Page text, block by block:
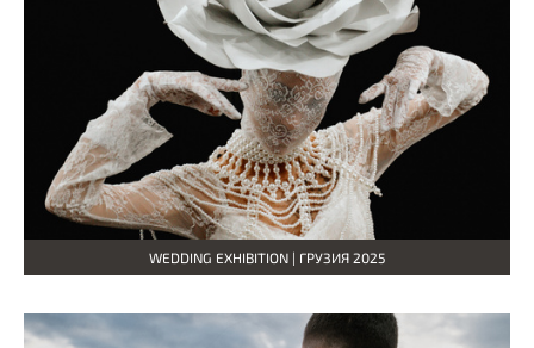
WEDDING EXHIBITION | ГРУЗИЯ 2025